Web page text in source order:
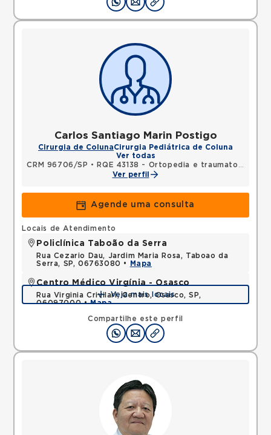
Carlos Santiago Marin Postigo
Cirurgia de ColunaCirurgia Pediátrica de Coluna
Ver todas
CRM 96706/SP •
RQE 43138 - Ortopedia e traumatologia
Ver perfil
Agende uma consulta
Compartilhe este perfil
Locais de Atendimento
Policlínica Taboão da Serra
Rua Cezario Dau, Jardim Maria Rosa, Taboao da
Serra, SP, 06763080 •
Mapa
Centro Médico Virgínia - Osasco
Rua Virginia Crivilari, Centro, Osasco, SP,
06097000 •Mapa
Veja mais locais